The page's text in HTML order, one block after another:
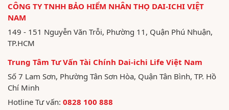
CÔNG TY TNHH BẢO HIỂM NHÂN THỌ DAI-ICHI VIỆT
NAM
149 - 151 Nguyễn Văn Trỗi, Phường 11, Quận Phú Nhuận,
TP.HCM
Trung Tâm Tư Vấn Tài Chính Dai-ichi Life Việt Nam
Số 7 Lam Sơn, Phường Tân Sơn Hòa, Quận Tân Bình, TP. Hồ
Chí Minh
Hotline Tư vấn: 0828 100 888